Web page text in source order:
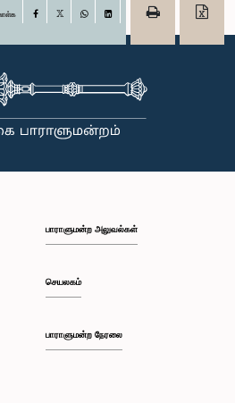
Facebook
பாராளுமன்ற அலுவல்கள்
செயலகம்
பாராளுமன்ற நேரலை